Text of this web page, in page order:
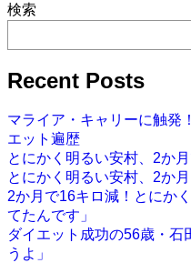
検索
Recent Posts
マライア・キャリーに触
エット遍歴
とにかく明るい安村、2か
とにかく明るい安村、2か
2か月で16キロ減！とにか
てたんです」
ダイエット成功の56歳・石
うよ」